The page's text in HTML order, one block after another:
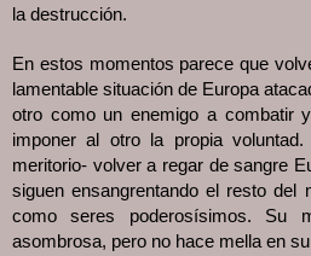
la destrucción.
En estos momentos parece que
lamentable situación de Europa
otro como un enemigo a combatir
imponer al otro la propia
meritorio- volver a regar de sangre
siguen ensangrentando el resto del
como seres poderosísimos. Su
asombrosa, pero no hace mella en